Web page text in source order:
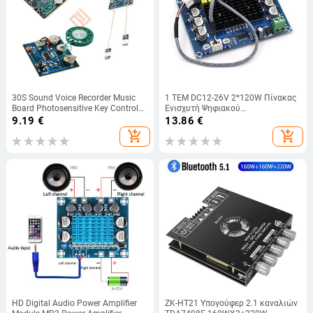
30S Sound Voice Recorder Music
Board Photosensitive Key Control
Προγραμματιζόμενη μονάδα ήχου
chip για ευχετήρια κάρτα DIY
9.19 €
add_shopping_cart
1 ΤΕΜ DC12-26V 2*120W Πίνακας
Ενισχυτή Ψηφιακού
στερεοφωνικού ήχου διπλού
καναλιού υψηλής ισχύος CS8673
DIY 240W Πλακέτα ήχου ενισχυτή
13.86 €
add_shopping_cart
HD Digital Audio Power Amplifier
ZK-HT21 Υπογούφερ 2.1 καναλιών